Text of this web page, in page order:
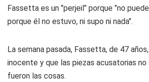
Fassetta es un "perjeil" porque "no
porque él no estuvo, ni supo ni nada".
La semana pasada, Fassetta, de 47
inocente y que las piezas acusatorias no
fueron las cosas.